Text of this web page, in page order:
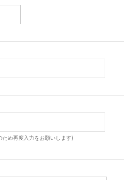
ため再度入力をお願いします)